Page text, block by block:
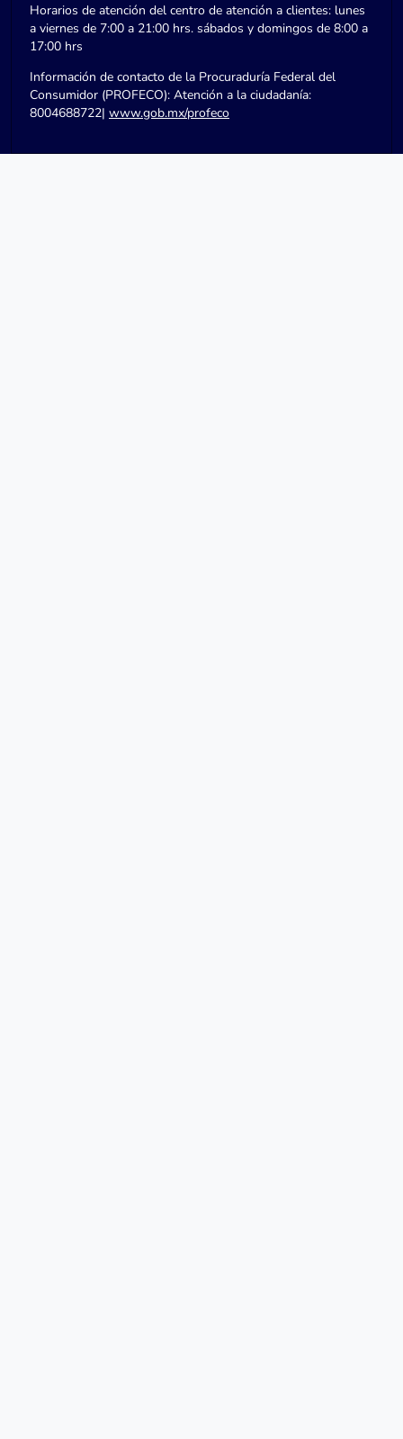
Horarios de atención del centro de atención a clientes: lunes
a viernes de 7:00 a 21:00 hrs. sábados y domingos de 8:00 a
17:00 hrs
Información de contacto de la Procuraduría Federal del
Consumidor (PROFECO): Atención a la ciudadanía:
8004688722| www.gob.mx/profeco